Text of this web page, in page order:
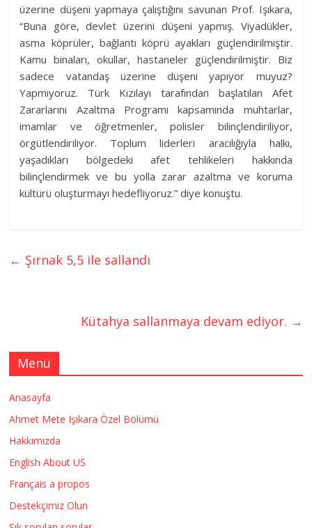
üzerine düşeni yapmaya çalıştığını savunan Prof. Işıkara,
“Buna göre, devlet üzerini düşeni yapmış. Viyadükler,
asma köprüler, bağlantı köprü ayakları güçlendirilmiştir.
Kamu binaları, okullar, hastaneler güçlendirilmiştir. Biz
sadece vatandaş üzerine düşeni yapıyor muyuz?
Yapmıyoruz. Türk Kızılayı tarafından başlatılan Afet
Zararlarını Azaltma Programı kapsamında muhtarlar,
imamlar ve öğretmenler, polisler bilinçlendiriliyor,
örgütlendiriliyor. Toplum liderleri aracılığıyla halkı,
yaşadıkları bölgedeki afet tehlikeleri hakkında
bilinçlendirmek ve bu yolla zarar azaltma ve koruma
kültürü oluşturmayı hedefliyoruz.” diye konuştu.
← Şırnak 5,5 ile sallandı
Kütahya sallanmaya devam ediyor. →
Menü
Anasayfa
Ahmet Mete Işıkara Özel Bölümü
Hakkımızda
English About US
Français a propos
Destekçimiz Olun